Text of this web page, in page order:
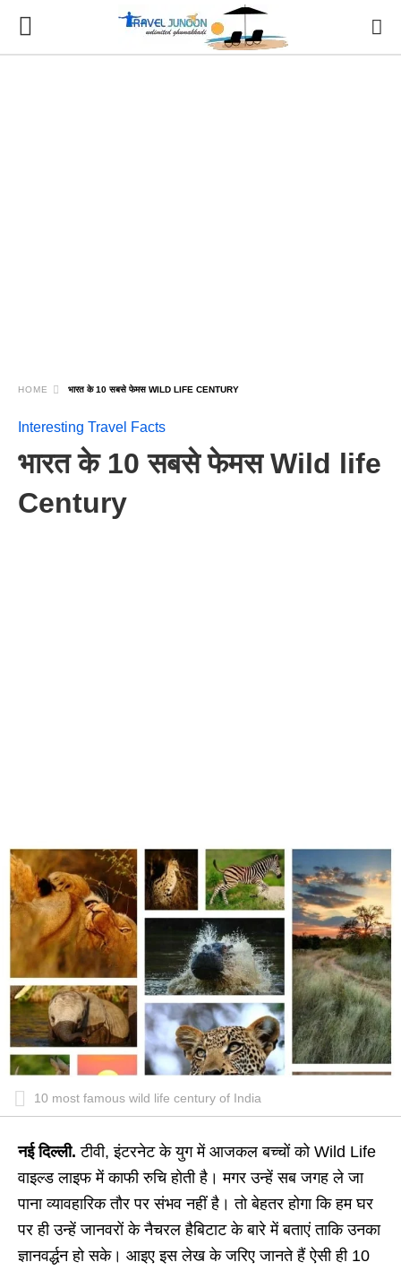
HOME भारत के 10 सबसे फेमस WILD LIFE CENTURY
Interesting Travel Facts
भारत के 10 सबसे फेमस Wild life
Century
10 most famous wild life century of India
नई दिल्ली. टीवी, इंटरनेट के युग में आजकल बच्‍चों को Wild Life
वाइल्‍ड लाइफ में काफी रुचि होती है। मगर उन्‍हें सब जगह ले जा
पाना व्‍यावहारिक तौर पर संभव नहीं है। तो बेहतर होगा कि हम घर
पर ही उन्‍हें जानवरों के नैचरल हैबिटाट के बारे में बताएं ताकि उनका
ज्ञानवर्द्धन हो सके। आइए इस लेख के जरिए जानते हैं ऐसी ही 10